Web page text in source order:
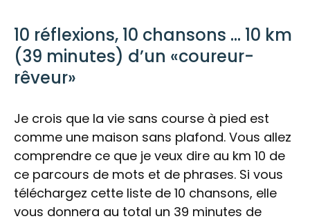
10 réflexions, 10 chansons … 10 km
(39 minutes) d’un «coureur-
rêveur»
Je crois que la vie sans course à pied est
comme une maison sans plafond. Vous allez
comprendre ce que je veux dire au km 10 de
ce parcours de mots et de phrases. Si vous
téléchargez cette liste de 10 chansons, elle
vous donnera au total un 39 minutes de